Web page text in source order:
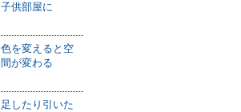
子供部屋に
色を変えると空
間が変わる
足したり引いた